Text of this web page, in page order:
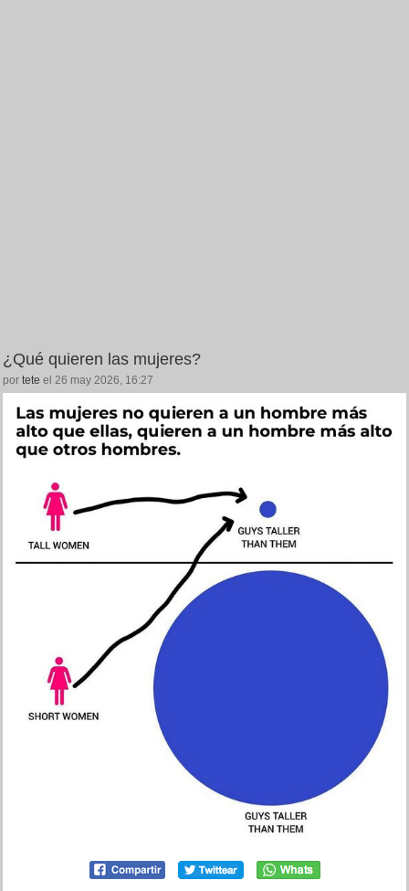
¿Qué quieren las mujeres?
por tete el 26 may 2026, 16:27